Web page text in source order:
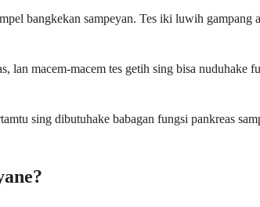
bangkekan sampeyan. Tes iki luwih gampang
macem-macem tes getih sing bisa nuduhake
sing dibutuhake babagan fungsi pankreas